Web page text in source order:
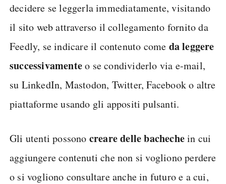
decidere se leggerla immediatamente, visitando
il sito web attraverso il collegamento fornito da
Feedly, se indicare il contenuto come da leggere
successivamenteo se condividerlo via e-mail,
su LinkedIn, Mastodon, Twitter, Facebook o altre
piattaforme usando gli appositi pulsanti.
Gli utenti possono creare delle bachechein cui
aggiungere contenuti che non si vogliono perdere
o si vogliono consultare anche in futuro e a cui,